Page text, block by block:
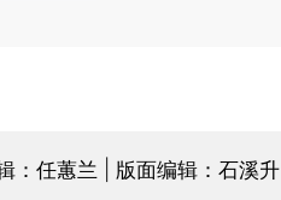
：任蕙兰 | 版面编辑：石溪升